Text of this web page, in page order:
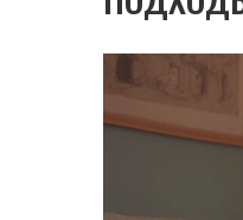
делают
увлекательным